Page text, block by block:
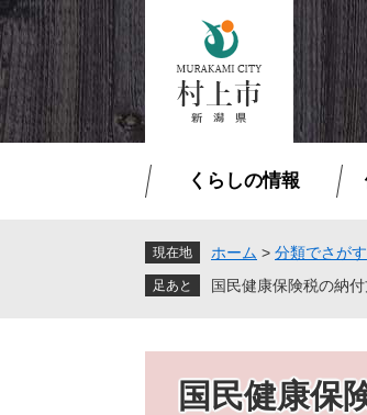
ペ
ー
ジ
の
先
頭
メ
ニ
ュ
ー
を
飛
くらしの情報
現在地 ホーム > 分類でさがす
国民健康保険税の納
国民健康保